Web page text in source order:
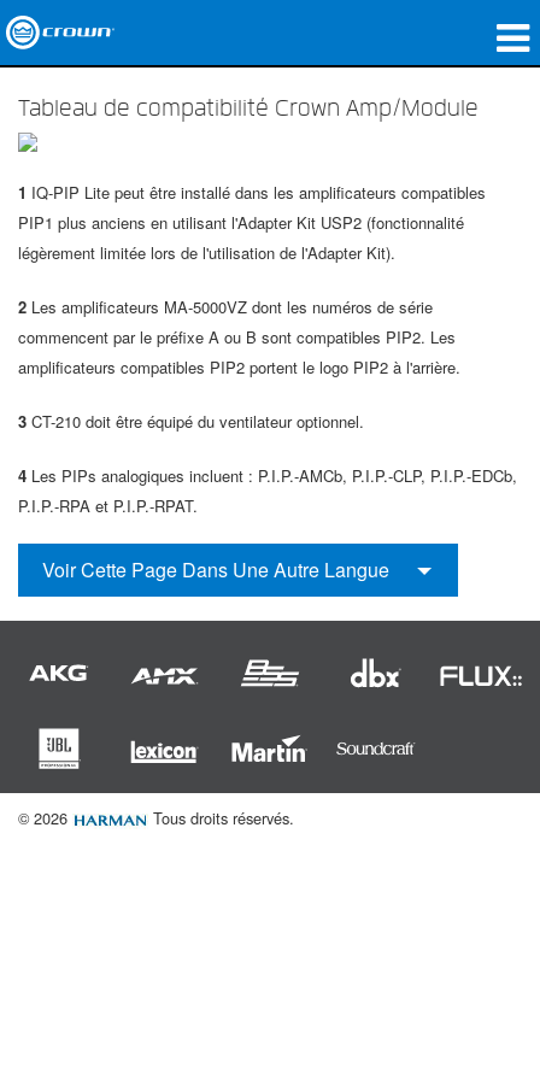
Applications
Audio en réseau
Où acheter
Études de cas
Notre histoire
Langue/Région
Tableau de compatibilité Crown Amp/Module
1 IQ-PIP Lite peut être installé dans les amplificateurs compatibles
PIP1 plus anciens en utilisant l'Adapter Kit USP2 (fonctionnalité
légèrement limitée lors de l'utilisation de l'Adapter Kit).
2 Les amplificateurs MA-5000VZ dont les numéros de série
commencent par le préfixe A ou B sont compatibles PIP2. Les
amplificateurs compatibles PIP2 portent le logo PIP2 à l'arrière.
3 CT-210 doit être équipé du ventilateur optionnel.
4 Les PIPs analogiques incluent : P.I.P.-AMCb, P.I.P.-CLP, P.I.P.-EDCb,
P.I.P.-RPA et P.I.P.-RPAT.
Voir Cette Page Dans Une Autre Langue
© 2026 Tous droits réservés.